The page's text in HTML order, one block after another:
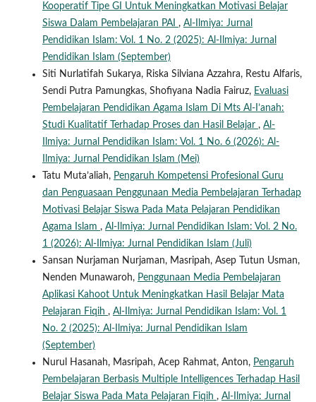
Kooperatif Tipe GI Untuk Meningkatkan Motivasi Belajar
Siswa Dalam Pembelajaran PAI , Al-Ilmiya: Jurnal
Pendidikan Islam: Vol. 1 No. 2 (2025): Al-Ilmiya: Jurnal
Pendidikan Islam (September)
Siti Nurlatifah Sukarya, Riska Silviana Azzahra, Restu Alfaris,
Sendi Putra Pamungkas, Shofiyana Nadia Fairuz, Evaluasi
Pembelajaran Pendidikan Agama Islam Di Mts Al-I’anah:
Studi Kualitatif Terhadap Proses dan Hasil Belajar , Al-
Ilmiya: Jurnal Pendidikan Islam: Vol. 1 No. 6 (2026): Al-
Ilmiya: Jurnal Pendidikan Islam (Mei)
Tatu Muta’aliah, Pengaruh Kompetensi Profesional Guru
dan Penguasaan Penggunaan Media Pembelajaran Terhadap
Motivasi Belajar Siswa Pada Mata Pelajaran Pendidikan
Agama Islam , Al-Ilmiya: Jurnal Pendidikan Islam: Vol. 2 No.
1 (2026): Al-Ilmiya: Jurnal Pendidikan Islam (Juli)
Sansan Nurjaman Nurjaman, Masripah, Asep Tutun Usman,
Nenden Munawaroh, Penggunaan Media Pembelajaran
Aplikasi Kahoot Untuk Meningkatkan Hasil Belajar Mata
Pelajaran Fiqih , Al-Ilmiya: Jurnal Pendidikan Islam: Vol. 1
No. 2 (2025): Al-Ilmiya: Jurnal Pendidikan Islam
(September)
Nurul Hasanah, Masripah, Acep Rahmat, Anton, Pengaruh
Pembelajaran Berbasis Multiple Intelligences Terhadap Hasil
Belajar Siswa Pada Mata Pelajaran Fiqih , Al-Ilmiya: Jurnal